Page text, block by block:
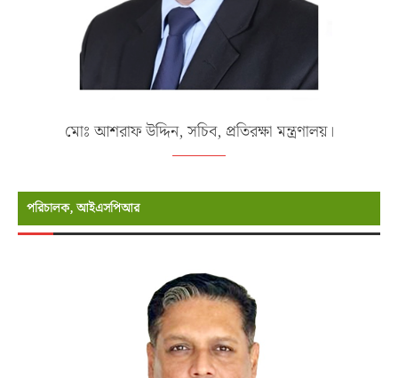
মোঃ আশরাফ উদ্দিন, সচিব, প্রতিরক্ষা মন্ত্রণালয়।
পরিচালক, আইএসপিআর